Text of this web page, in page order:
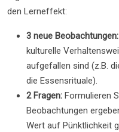
den Lerneffekt:
3 neue Beobachtungen:
kulturelle
aufgefallen sind (z.B.
die Essensrituale).
2 Fragen: Formulieren
Beobachtungen
Wert auf Pünktlichkeit